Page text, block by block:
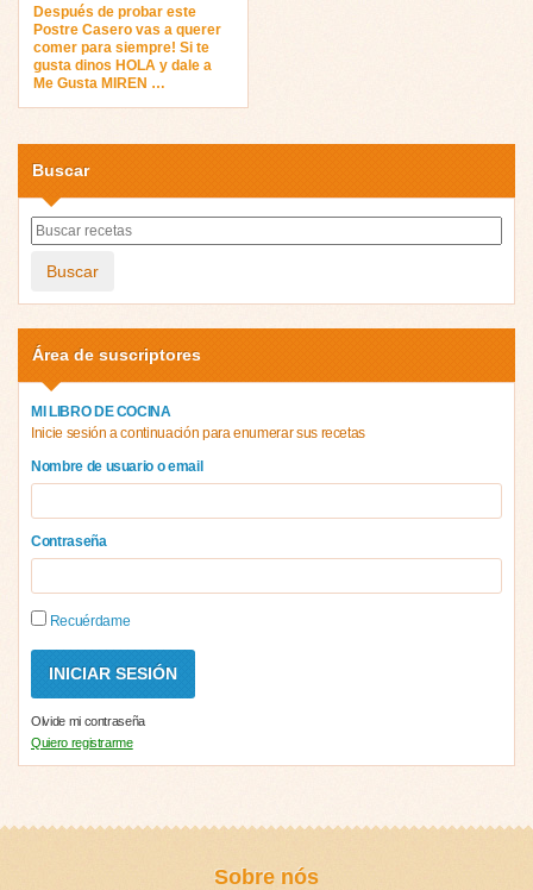
Después de probar este
Postre Casero vas a querer
comer para siempre! Si te
gusta dinos HOLA y dale a
Me Gusta MIREN …
Buscar
Buscar
Área de suscriptores
MI LIBRO DE COCINA
Inicie sesión a continuación para enumerar sus recetas
Nombre de usuario o email
Contraseña
Recuérdame
Olvide mi contraseña
Quiero registrarme
Sobre nós